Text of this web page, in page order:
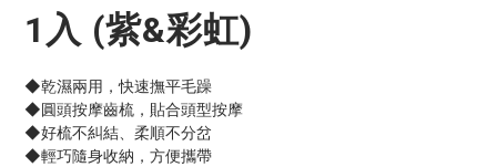
1入 (紫&彩虹)
◆乾濕兩用，快速撫平毛躁
◆圓頭按摩齒梳，貼合頭型按摩
◆好梳不糾結、柔順不分岔
◆輕巧隨身收納，方便攜帶